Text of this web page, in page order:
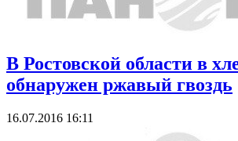
В Ростовской области в
обнаружен ржавый гвоздь
16.07.2016 16:11